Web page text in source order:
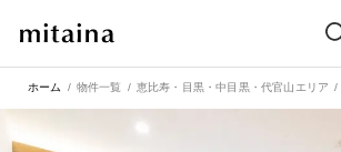
ホーム 物件一覧 恵比寿・目黒・中目黒・代官山エリア